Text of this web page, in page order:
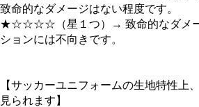
致命的なダメージはない程度です。
★☆☆☆☆（星１つ）→ 致命的なダメー
ションには不向きです。
【サッカーユニフォームの生地特性上
見られます】